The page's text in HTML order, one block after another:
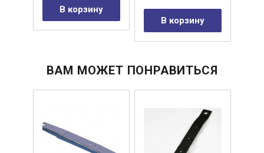
В корзину
В корзину
ВАМ МОЖЕТ ПОНРАВИТЬСЯ